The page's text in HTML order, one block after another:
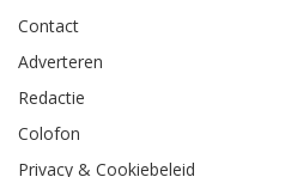
Contact
Adverteren
Redactie
Colofon
Privacy & Cookiebeleid